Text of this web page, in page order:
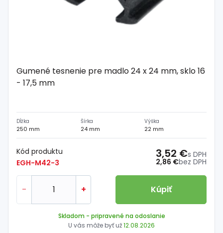
Gumené tesnenie pre madlo 24 x 24 mm, sklo 16
- 17,5 mm
Dĺžka
250 mm
Šírka
24 mm
Výška
22 mm
Kód produktu
EGH-M42-3
2,86 €bez DPH
3,52 €s DPH
- + Kúpiť
Skladom - pripravené na odoslanie
U vás môže byť už12.08.2026